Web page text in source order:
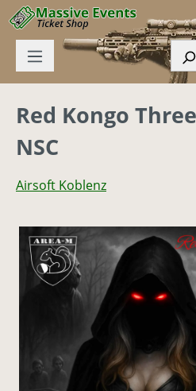
Zum Hauptinhalt springen
Red Kongo
NSC
Airsoft Koblenz
Bildergalerie überspringen